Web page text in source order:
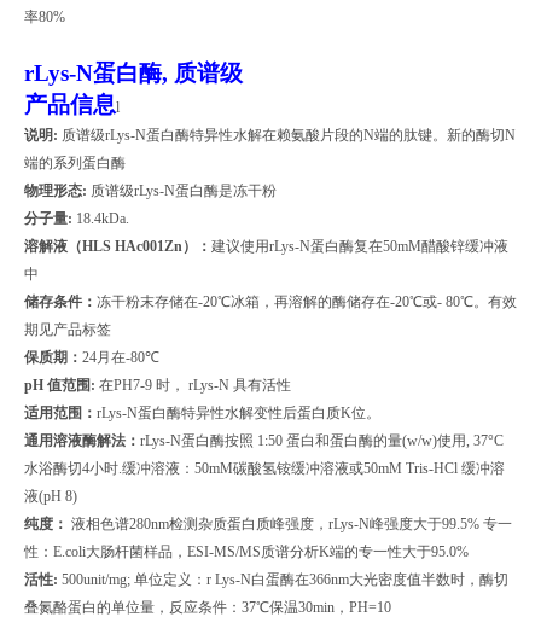
率80%
rLys-N蛋白酶, 质谱级
产品信息l
说明 : 质谱级rLys-N蛋白酶特异性水解在赖氨酸片段的N端的肽键。新的酶切N
端的系列蛋白酶
物理形态: 质谱级rLys-N蛋白酶是冻干粉
分子量: 18.4kDa.
溶解液（HLS HAc001Zn ）： 建议使用rLys-N蛋白酶复在50mM醋酸锌缓冲液
中
储存条件： 冻干粉末存储在-20℃冰箱，再溶解的酶储存在-20℃或- 80℃。有效
期见产品标签
保质期： 24月在-80℃
pH 值范围: 在PH7-9 时， rLys-N 具有活性
适用范围： rLys-N蛋白酶特异性水解变性后蛋白质K位。
通用溶液酶解法： rLys-N蛋白酶按照 1:50 蛋白和蛋白酶的量(w/w)使用 , 37°C
水浴酶切4小时 缓冲溶液： 50mM碳酸氢铵缓冲溶液或50mM Tris-HCl 缓冲溶
液(pH 8)
纯度： 液相色谱280nm检测杂质蛋白质峰强度， rLys-N峰强度大于99.5% 专一
性： E.coli大肠杆菌样品， ESI-MS/MS 质谱分析K端的专一性大于95.0%
活性: 500unit/mg; 单位定义： r Lys-N白蛋酶在366nm大光密度值半数时，酶切
叠氮酪蛋白的单位量，反应条件： 37℃保温30min ， PH=10